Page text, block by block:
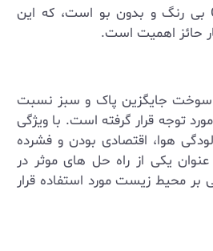
بی ‌رنگ و بدون بو است، که این
حائز اهمیت است.
سوخت جایگزین پاک و سبز نسبت
توجه قرار گرفته است. با ویژگی
هوا، اقتصادی بودن و فشرده
یکی از راه‌ حل‌ های موثر در
محیط زیست مورد استفاده قرار